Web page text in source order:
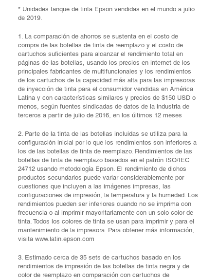
* Unidades tanque de tinta Epson vendidas en el mundo a julio
de 2019.
1. La comparación de ahorros se sustenta en el costo de
compra de las botellas de tinta de reemplazo y el costo de
cartuchos suficientes para alcanzar el rendimiento total en
páginas de las botellas, usando los precios en internet de los
principales fabricantes de multifuncionales y los rendimientos
de los cartuchos de la capacidad más alta para las impresoras
de inyección de tinta para el consumidor vendidas en América
Latina y con características similares y precios de $150 USD o
menos, según fuentes sindicadas de datos de la industria de
terceros a partir de julio de 2016, en los últimos 12 meses
2. Parte de la tinta de las botellas incluidas se utiliza para la
configuración inicial por lo que los rendimientos son inferiores a
los de las botellas de tinta de reemplazo. Rendimientos de las
botellas de tinta de reemplazo basados en el patrón ISO/IEC
24712 usando metodología Epson. El rendimiento de dichos
productos secundarios puede variar considerablemente por
cuestiones que incluyen a las imágenes impresas, las
configuraciones de impresión, la temperatura y la humedad. Los
rendimientos pueden ser inferiores cuando no se imprima con
frecuencia o al imprimir mayoritariamente con un solo color de
tinta. Todos los colores de tinta se usan para imprimir y para el
mantenimiento de la impresora. Para obtener más información,
visita www.latin.epson.com
3. Estimado cerca de 35 sets de cartuchos basado en los
rendimientos de impresión de las botellas de tinta negra y de
color de reemplazo en comparación con cartuchos de